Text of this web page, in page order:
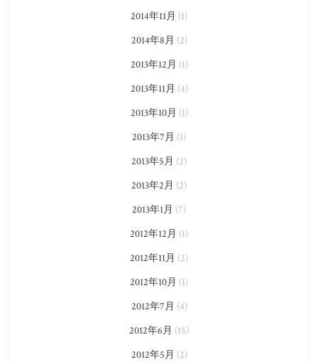
2014年11月 (1)
2014年8月 (2)
2013年12月 (1)
2013年11月 (4)
2013年10月 (1)
2013年7月 (1)
2013年5月 (2)
2013年2月 (2)
2013年1月 (7)
2012年12月 (1)
2012年11月 (2)
2012年10月 (1)
2012年7月 (4)
2012年6月 (15)
2012年5月 (2)